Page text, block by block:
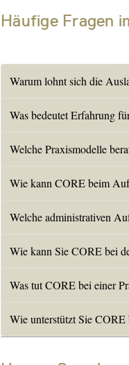
Häufige Fragen
Warum lohnt sich die
Was bedeutet Erfahrung
Welche Praxismodelle
Wie kann CORE beim
Welche administrativen
Wie kann Sie CORE bei
Was tut CORE bei einer
Wie unterstützt Sie